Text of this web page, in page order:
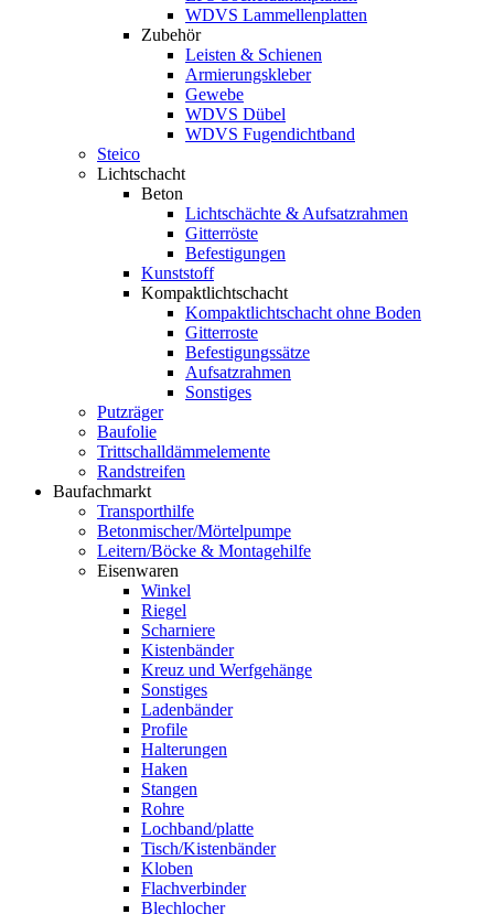
WDVS Lammellenplatten
Zubehör
Leisten & Schienen
Armierungskleber
Gewebe
WDVS Dübel
WDVS Fugendichtband
Steico
Lichtschacht
Beton
Lichtschächte & Aufsatzrahmen
Gitterröste
Befestigungen
Kunststoff
Kompaktlichtschacht
Kompaktlichtschacht ohne Boden
Gitterroste
Befestigungssätze
Aufsatzrahmen
Sonstiges
Putzräger
Baufolie
Trittschalldämmelemente
Randstreifen
Baufachmarkt
Transporthilfe
Betonmischer/Mörtelpumpe
Leitern/Böcke & Montagehilfe
Eisenwaren
Winkel
Riegel
Scharniere
Kistenbänder
Kreuz und Werfgehänge
Sonstiges
Ladenbänder
Profile
Halterungen
Haken
Stangen
Rohre
Lochband/platte
Tisch/Kistenbänder
Kloben
Flachverbinder
Blechlocher